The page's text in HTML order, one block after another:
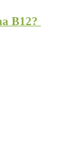
B12?